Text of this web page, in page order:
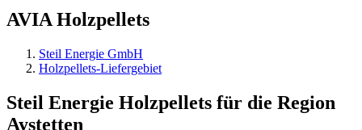
AVIA Holzpellets
Steil Energie GmbH
Holzpellets-Liefergebiet
Steil Energie Holzpellets für die Region
Aystetten